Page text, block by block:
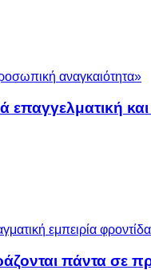
επαγγελματική
πάντα σε